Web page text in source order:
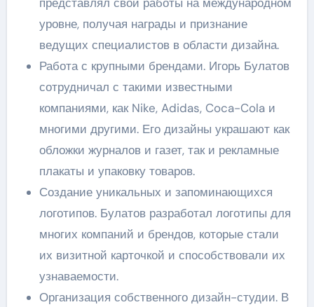
уровне, получая награды и признание
ведущих специалистов в области дизайна.
Работа с крупными брендами. Игорь Булатов
сотрудничал с такими известными
компаниями, как Nike, Adidas, Coca-Cola и
многими другими. Его дизайны украшают как
обложки журналов и газет, так и рекламные
плакаты и упаковку товаров.
Создание уникальных и запоминающихся
логотипов. Булатов разработал логотипы для
многих компаний и брендов, которые стали
их визитной карточкой и способствовали их
узнаваемости.
Организация собственного дизайн-студии. В